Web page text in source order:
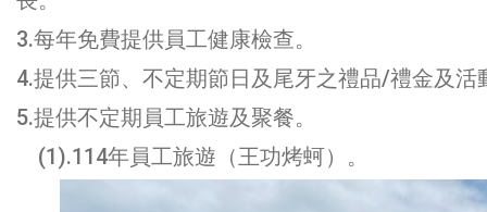
3.每年免費提供員工健康檢查。
4.提供三節、不定期節日及尾牙之禮品/禮金及活
5.提供不定期員工旅遊及聚餐。
(1).114年員工旅遊（王功烤蚵）。